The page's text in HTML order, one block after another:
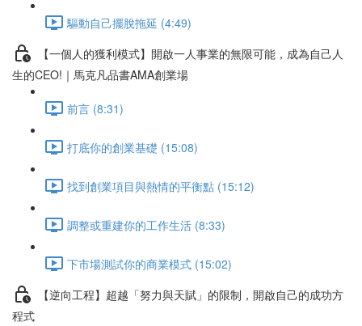
驅動自己擺脫拖延 (4:49)
【一個人的獲利模式】開啟一人事業的無限可能，成為自己人
生的CEO!｜馬克凡品書AMA創業場
前言 (8:31)
打底你的創業基礎 (15:08)
找到創業項目與熱情的平衡點 (15:12)
調整或重建你的工作生活 (8:33)
下市場測試你的商業模式 (15:02)
【逆向工程】超越「努力與天賦」的限制，開啟自己的成功方
程式